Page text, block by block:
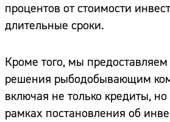
процентов от стоимости
длительные сроки.
Кроме того, мы
решения рыбодобывающим
включая не только кредиты,
рамках постановления об